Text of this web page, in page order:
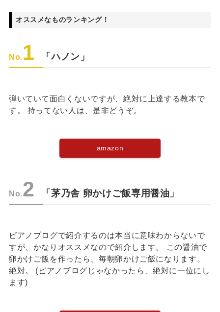
オススメなものランキング！
No.1 「ハノン」
弾いていて面白くないですが、絶対に上達する教本で
す。 持ってない人は、是非どうぞ。
amazon
No.2 「茅乃舎 卵かけご飯専用醤油」
ピアノブログで紹介するのは本当に意味わからないで
すが、かなりオススメなので紹介します。 この醤油で
卵かけご飯を作ったら、毎朝卵かけご飯になります。
絶対。 (ピアノブログじゃなかったら、絶対に一位にし
ます)